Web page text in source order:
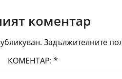
коментар
Задължителните
КОМЕНТАР: *